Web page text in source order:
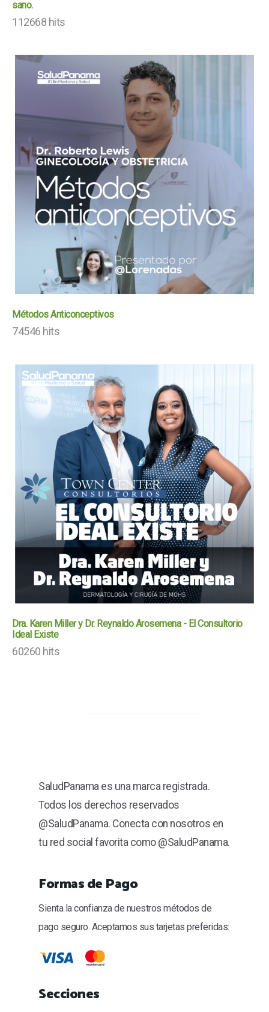
sano.
112668 hits
Métodos Anticonceptivos
74546 hits
Dra. Karen Miller y Dr. Reynaldo Arosemena - El Consultorio
Ideal Existe
60260 hits
SaludPanama es una marca registrada.
Todos los derechos reservados
@SaludPanama. Conecta con nosotros en
tu red social favorita como @SaludPanama.
Formas de Pago
Sienta la confianza de nuestros métodos de
pago seguro. Aceptamos sus tarjetas preferidas:
Secciones